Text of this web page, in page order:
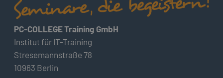
PC-COLLEGE Training GmbH
Institut für IT-Training
Stresemannstraße 78
10963 Berlin